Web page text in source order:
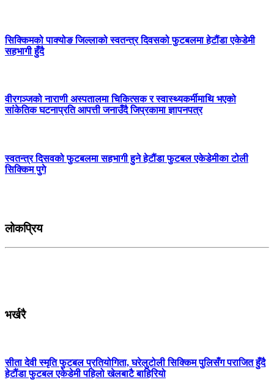
सिक्किमको पाक्योङ जिल्लाको स्वतन्त्र दिवसको फुटबलमा हेटौंडा एकेडेमी
सहभागी हुँदै
वीरगञ्जको नाराणी अस्पतालमा चिकित्सक र स्वास्थ्यकर्मीमाथि भएको
सांकेतिक घटनाप्रति आपत्ती जनाउँदै जिप्रकामा ज्ञापनपत्र
स्वतन्त्र दिसवको फुटबलमा सहभागी हुने हेटौंडा फुटबल एकेडेमीका टोली
सिक्किम पुगे
लोकप्रिय
भर्खरै
सीता देवी स्मृति फुटबल प्रतियोगिता, घरेलुटोली सिक्किम पुलिसँग पराजित हुँदै
हेटौंडा फुटबल एकेडेमी पहिलो खेलबाटै बाहिरियो